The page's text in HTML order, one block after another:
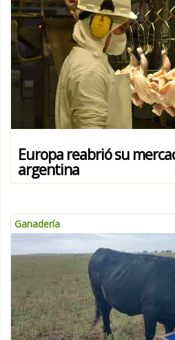
Europa reabrió su
argentina
Ganadería